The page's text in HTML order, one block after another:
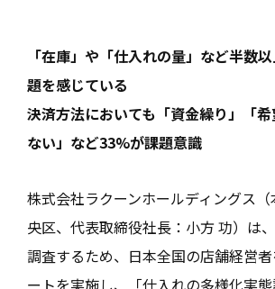
「在庫」や「仕入れの量」など半数
題を感じている
決済方法においても「資金繰り」「
ない」など33%が課題意識
株式会社ラクーンホールディングス
央区、代表取締役社長：小方 功）は
調査するため、日本全国の店舗経営
ートを実施し、「仕入れの多様化実